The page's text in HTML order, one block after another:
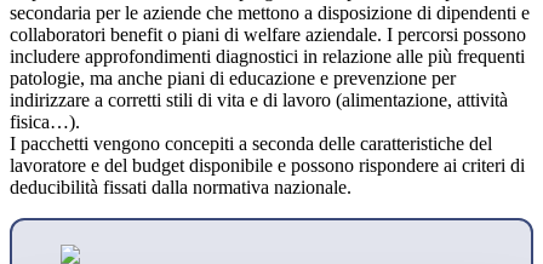
secondaria per le aziende che mettono a disposizione di dipendenti e
collaboratori benefit o piani di welfare aziendale. I percorsi possono
includere approfondimenti diagnostici in relazione alle più frequenti
patologie, ma anche piani di educazione e prevenzione per
indirizzare a corretti stili di vita e di lavoro (alimentazione, attività
fisica…).
I pacchetti vengono concepiti a seconda delle caratteristiche del
lavoratore e del budget disponibile e possono rispondere ai criteri di
deducibilità fissati dalla normativa nazionale.